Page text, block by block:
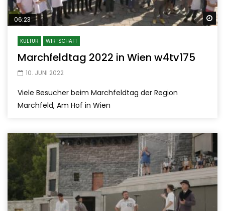
06:23
KULTUR WIRTSCHAFT
Marchfeldtag 2022 in Wien w4tv175
10. JUNI 2022
Viele Besucher beim Marchfeldtag der Region
Marchfeld, Am Hof in Wien